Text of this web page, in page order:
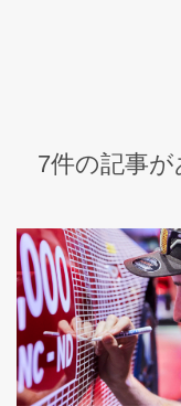
AXIS
7件の記事